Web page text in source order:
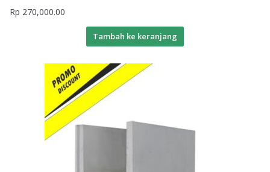
Rp 270,000.00
Tambah ke keranjang